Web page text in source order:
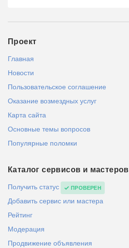
Проект
Главная
Новости
Пользовательское соглашение
Оказание возмездных услуг
Карта сайта
Основные темы вопросов
Популярные поломки
Каталог сервисов и мастеров
Получить статус ПРОВЕРЕН
Добавить сервис или мастера
Рейтинг
Модерация
Продвижение объявления